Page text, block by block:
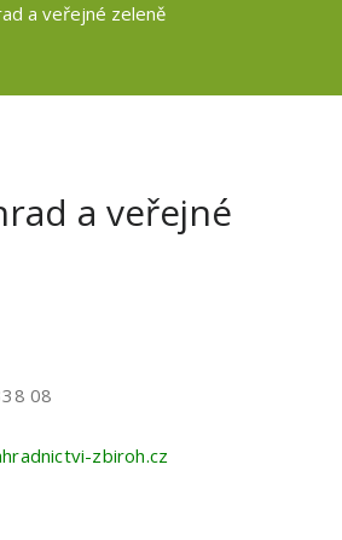
a veřejné zeleně
a veřejné
08
zbiroh.cz